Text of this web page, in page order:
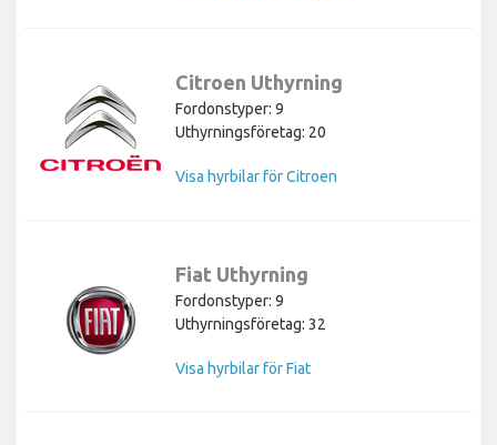
Citroen Uthyrning
Fordonstyper: 9
Uthyrningsföretag: 20
Visa hyrbilar för Citroen
Fiat Uthyrning
Fordonstyper: 9
Uthyrningsföretag: 32
Visa hyrbilar för Fiat